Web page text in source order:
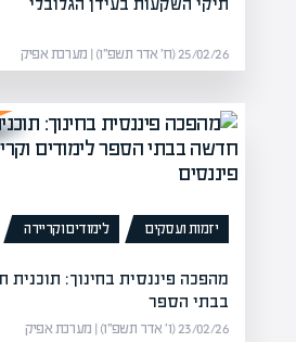
25/02/26 (ח׳ אדר תשפ״ו) | מערכת אפיק
יזמות ועסקים לימודים וקריירה
מהפכה פיננסית בחינוך: תוכנית
בבתי הספר
23/02/26 (ו׳ אדר תשפ״ו) | מערכת אפיק